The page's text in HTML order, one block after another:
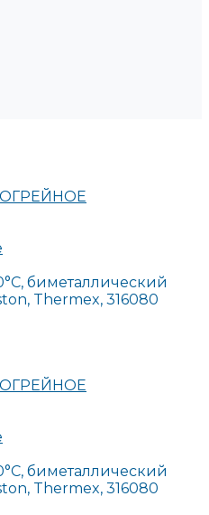
биметаллический
Thermex, 316080
биметаллический
Thermex, 316080